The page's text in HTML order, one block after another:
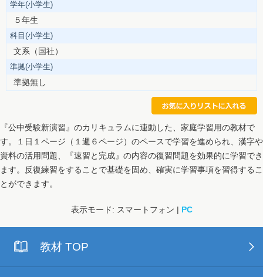
学年(小学生)
５年生
科目(小学生)
文系（国社）
準拠(小学生)
準拠無し
『公中受験新演習』のカリキュラムに連動した、家庭学習用の教材で
す。１日１ページ（１週６ページ）のペースで学習を進められ、漢字や
資料の活用問題、『速習と完成』の内容の復習問題を効果的に学習でき
ます。反復練習をすることで基礎を固め、確実に学習事項を習得するこ
とができます。
表示モード: スマートフォン | PC
教材 TOP